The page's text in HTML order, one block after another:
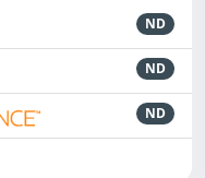
ND
ND
ND